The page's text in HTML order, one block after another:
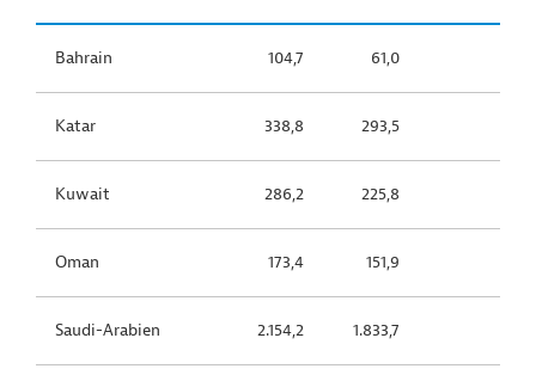
Bahrain 104,7 61,0
Katar 338,8 293,5
Kuwait 286,2 225,8
Oman 173,4 151,9
Saudi-Arabien 2.154,2 1.833,7